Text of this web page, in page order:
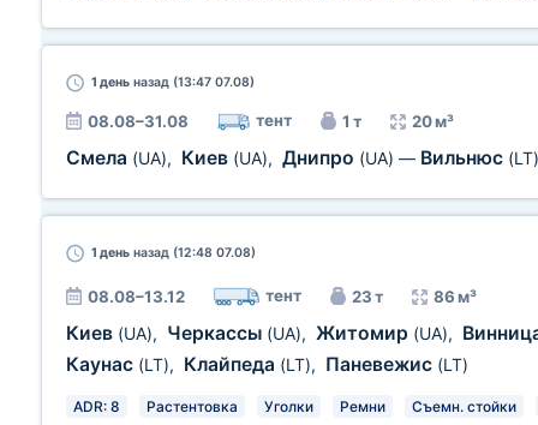
1 день назад (13:47 07.08)
08.08–31.08 тент 1 т 20 м³
Смела (UA), Киев (UA), Днипро (UA) — Вильнюс (LT)
1 день назад (12:48 07.08)
08.08–13.12 тент 23 т 86 м³
Киев (UA), Черкассы (UA), Житомир (UA),
Каунас (LT), Клайпеда (LT), Паневежис (LT)
ADR: 8 Растентовка Уголки Ремни Съемн. стойки